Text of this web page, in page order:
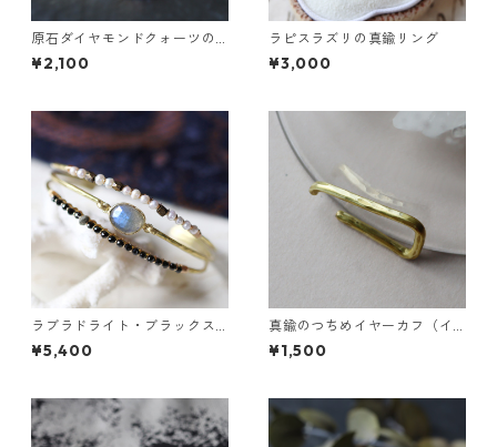
原石ダイヤモンドクォーツの
プチピアス（一粒/片方）
¥2,100
ラピスラズリの真鍮リング
¥3,000
ラブラドライト・ブラックス
ピネル・パールの3連バングル
¥5,400
真鍮のつちめイヤーカフ（イ
ンダストリアル風）
¥1,500